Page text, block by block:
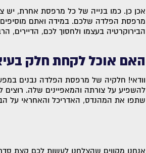
אכן כן. כמו בנייה של כל מרפסת אחרת, יש
מרפסת הפלדה שלכם. במידה ואתם מוסיפים
הבירוקרטיה בעצמו ולחסוך לכם, הדיירים,
האם אוכל לקחת חלק
וודאי! חלקיה של מרפסת הפלדה נבנים
להשפיע על צורתה והמאפיינים שלה. רוצים
שתפו את המהנדס, האדריכל והאחראי על
אנחנו מקווים שהצלחנו לעשות לכם קצת